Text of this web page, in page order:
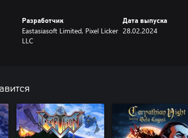
Разработчик
Eastasiasoft Limited, Pixel Licker
LLC
Дата выпуска
28.02.2024